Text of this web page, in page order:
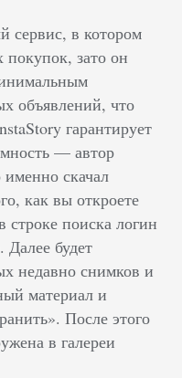
сервис, в котором
зато он
объявлений, что
гарантирует
— автор
именно скачал
как вы откроете
строке поиска логин
Далее будет
недавно снимков и
материал и
После этого
в галереи